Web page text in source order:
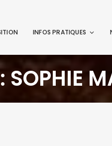
INFOS PRATIQUES